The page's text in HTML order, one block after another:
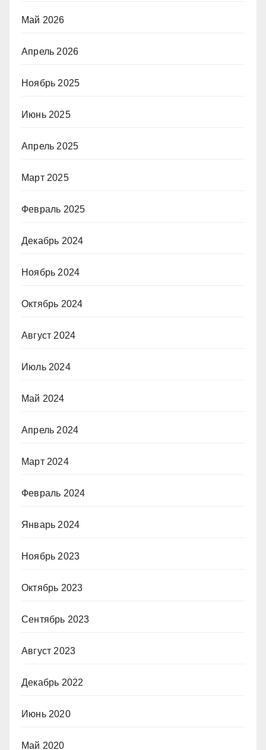
Май 2026
Апрель 2026
Ноябрь 2025
Июнь 2025
Апрель 2025
Март 2025
Февраль 2025
Декабрь 2024
Ноябрь 2024
Октябрь 2024
Август 2024
Июль 2024
Май 2024
Апрель 2024
Март 2024
Февраль 2024
Январь 2024
Ноябрь 2023
Октябрь 2023
Сентябрь 2023
Август 2023
Декабрь 2022
Июнь 2020
Май 2020